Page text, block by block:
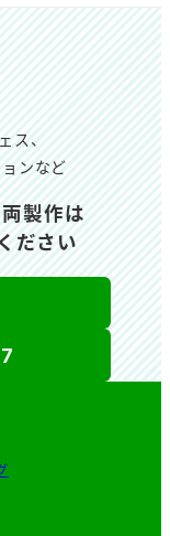
ス、
ンなど
製作は
ださい